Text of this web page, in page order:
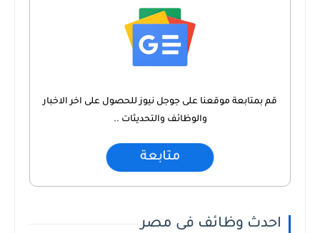
قم بمتابعة موقعنا على جوجل نيوز للحصول على اخر الاخبار
والوظائف والتحديثات ..
متابعة
احدث وظائف فى مصر